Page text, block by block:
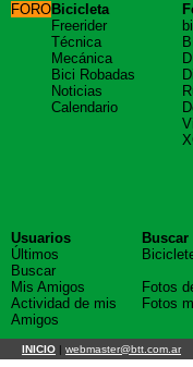
FOROBicicleta
Freerider
Técnica
Mecánica
Bici Robadas
Noticias
Calendario
Usuarios
Últimos
Buscar
Mis Amigos
Actividad de mis
Amigos
Buscar
Fotos
Fotos
INICIO | webmaster@btt.com.ar